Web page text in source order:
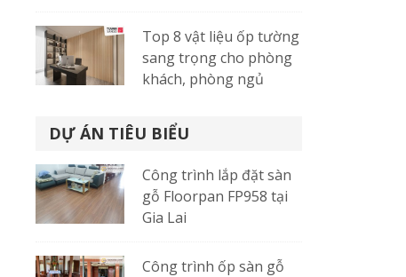
Top 8 vật liệu ốp tường
sang trọng cho phòng
khách, phòng ngủ
DỰ ÁN TIÊU BIỂU
Công trình lắp đặt sàn
gỗ Floorpan FP958 tại
Gia Lai
Công trình ốp sàn gỗ